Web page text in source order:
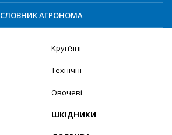
СЛОВНИК АГРОНОМА
Круп’яні
Технічні
Овочеві
ШКІДНИКИ